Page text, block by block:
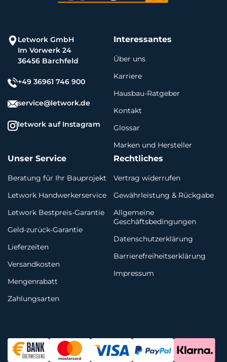
Letwork GmbH
Im Vorwerk 24
36456 Barchfeld
+49 36961 746 900
service@letwork.de
letwork auf Instagram
Interessantes
Über uns
Karriere
Hausbau-Ratgeber
Kontakt
Glossar
Marken und Hersteller
Unser Service
Beratung für Ihr Bauprojekt
Letwork Handwerkerservice
Letwork Bestpreis-Garantie
Geld-zurück-Garantie
Lieferzeiten
Versandkosten
Mengenrabatt
Zahlungsarten
Rechtliches
Vertrag widerrufen
Gewährleistung & Rückgabe
Allgemeine
Geschäftsbedingungen
Datenschutzerklärung
Barrierefreiheitserklärung
Impressum